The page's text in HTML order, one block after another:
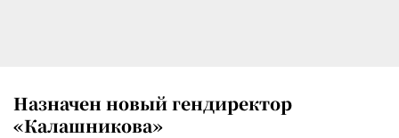
Назначен новый гендиректор
«Калашникова»